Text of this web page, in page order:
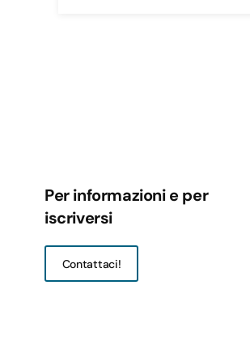
Per informazioni e per
iscriversi
Contattaci!